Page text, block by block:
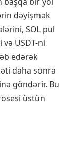
dəyişmək
SOL pul
USDT-ni
edərək
daha sonra
göndərir. Bu
üstün